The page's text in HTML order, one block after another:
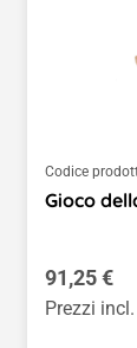
Codice
Gioco
Prezzo
91,25 €
Prezzi